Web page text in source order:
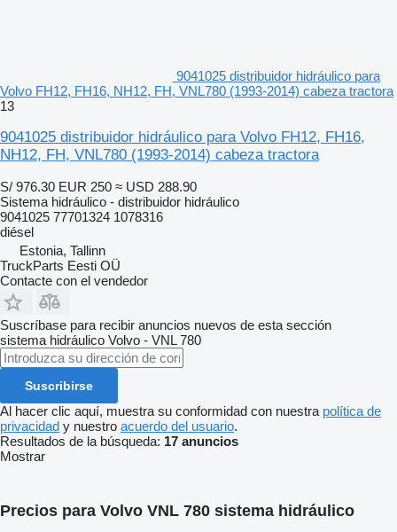
9041025 distribuidor hidráulico para
Volvo FH12, FH16, NH12, FH, VNL780 (1993-2014) cabeza tractora
13
9041025 distribuidor hidráulico para Volvo FH12, FH16,
NH12, FH, VNL780 (1993-2014) cabeza tractora
S/ 976.30 EUR 250 ≈ USD 288.90
Sistema hidráulico - distribuidor hidráulico
9041025 77701324 1078316
diésel
Estonia, Tallinn
TruckParts Eesti OÜ
Contacte con el vendedor
Suscríbase para recibir anuncios nuevos de esta sección
sistema hidráulico Volvo - VNL 780
Suscribirse
Al hacer clic aquí, muestra su conformidad con nuestra política de
privacidad y nuestro acuerdo del usuario.
Resultados de la búsqueda: 17 anuncios
Mostrar
Precios para Volvo VNL 780 sistema hidráulico